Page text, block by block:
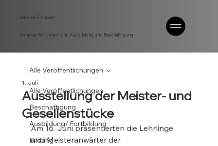
Minister für Unterricht, Ausbildung und Beschäftigung
Jérôme Franssen
Alle Veröffentlichungen
Beschäftigung
Ausbildung/ Fortbildung
Bildung
Alle Veröffentlichungen
Ausstellung der Meister- und
Gesellenstücke
1. Juli
Am 16. Juni präsentierten die Lehrlinge
und Meisteranwärter der